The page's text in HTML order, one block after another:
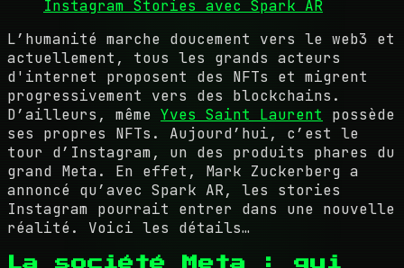
Instagram Stories avec Spark AR
L’humanité marche doucement vers le web3 et
actuellement, tous les grands acteurs
d'internet proposent des NFTs et migrent
progressivement vers des blockchains.
D’ailleurs, même Yves Saint Laurent possède
ses propres NFTs. Aujourd’hui, c’est le
tour d’Instagram, un des produits phares du
grand Meta. En effet, Mark Zuckerberg a
annoncé qu’avec Spark AR, les stories
Instagram pourrait entrer dans une nouvelle
réalité. Voici les détails…
La société Meta : qui